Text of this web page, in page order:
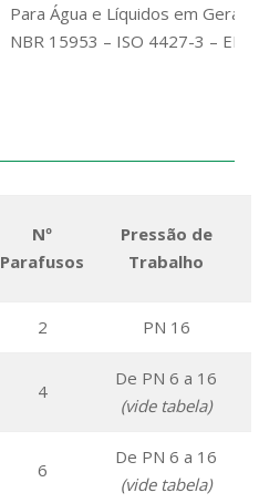
Para Água e Líquidos em Geral:
NBR 15953 – ISO 4427-3 – EN
Nº
Parafusos
Pressão de
Trabalho
2 PN 16
4
De PN 6 a 16
(vide tabela)
6
De PN 6 a 16
(vide tabela)